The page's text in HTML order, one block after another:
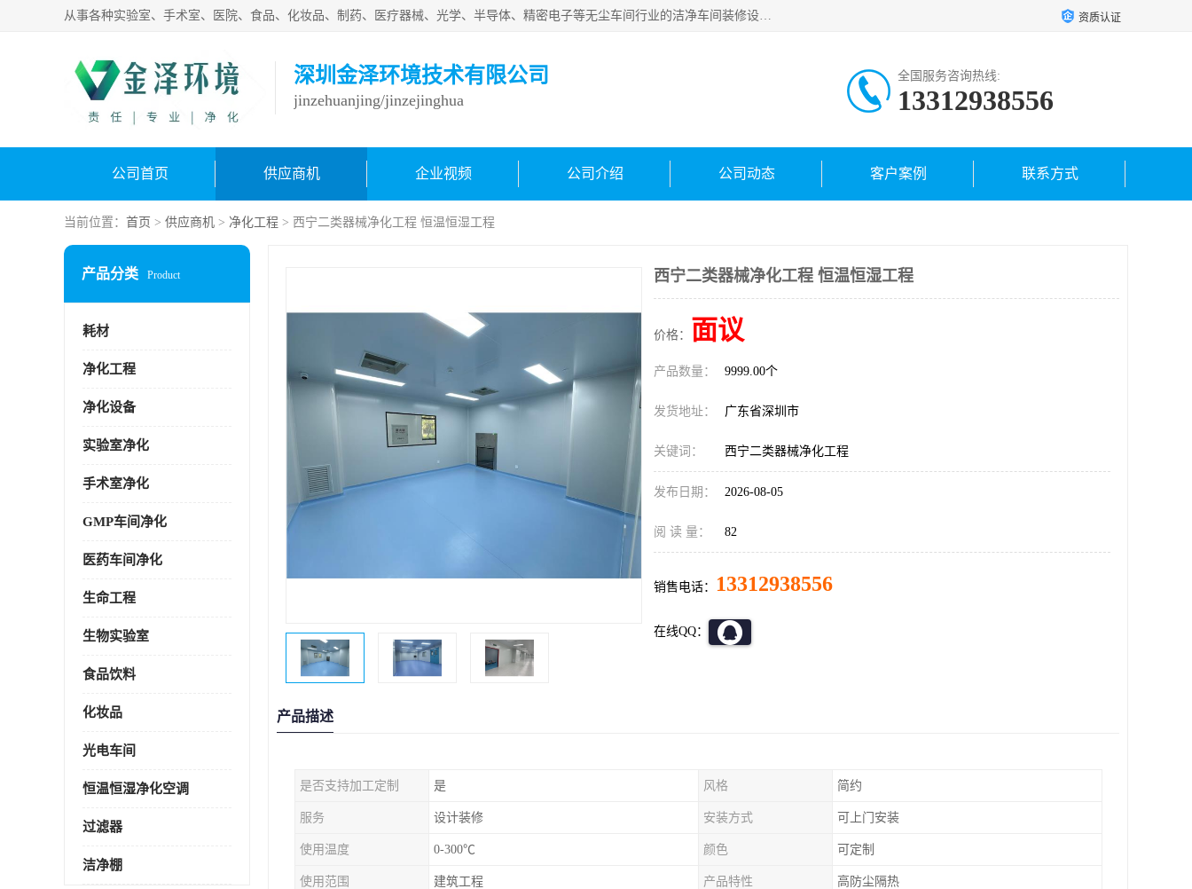
从事各种实验室、手术室、医院、食品、化妆品、制药、医疗器械、光学、半导体、精密电子等无尘车间行业的洁净车间装修设计、净化设备、恒温恒湿空调的设计制作与安装、净化系统工程项目施工及其技术支持服务。 资质认证
深圳金泽环境技术有限公司
jinzehuanjing/jinzejinghua
全国服务咨询热线:
13312938556
公司首页 供应商机 企业视频 公司介绍 公司动态 客户案例 联系方式
当前位置： 首页 > 供应商机 > 净化工程 > 西宁二类器械净化工程 恒温恒湿工程
产品分类 Product
耗材
净化工程
净化设备
实验室净化
手术室净化
GMP车间净化
医药车间净化
生命工程
生物实验室
食品饮料
化妆品
光电车间
恒温恒湿净化空调
过滤器
洁净棚
西宁二类器械净化工程 恒温恒湿工程
价格： 面议
产品数量： 9999.00个
发货地址： 广东省深圳市
关键词： 西宁二类器械净化工程
发布日期： 2026-08-05
阅 读 量： 82
销售电话： 13312938556
在线QQ：
产品描述
是否支持加工定制 是 风格 简约
服务 设计装修 安装方式 可上门安装
使用温度 0-300℃ 颜色 可定制
使用范围 建筑工程 产品特性 高防尘隔热